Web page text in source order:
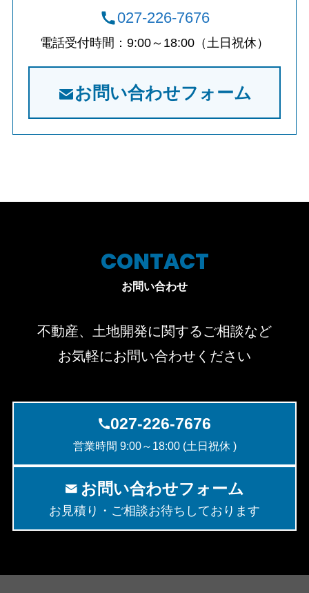
027-226-7676
電話受付時間：9:00～18:00（土日祝休）
お問い合わせフォーム
CONTACT
お問い合わせ
不動産、土地開発に関するご相談など
お気軽にお問い合わせください
027-226-7676
営業時間 9:00～18:00 (土日祝休 )
お問い合わせフォーム
お見積り・ご相談お待ちしております